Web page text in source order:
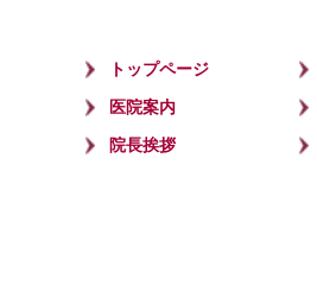
トップページ
医院案内
院長挨拶